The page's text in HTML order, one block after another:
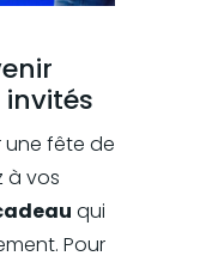
fête de
à vos
qui
Pour